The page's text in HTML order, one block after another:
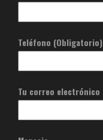
Teléfono (Obligatorio)
Tu correo